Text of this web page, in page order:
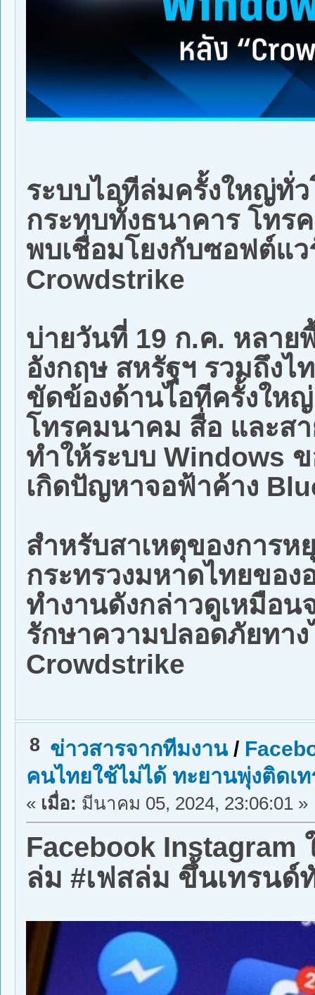
ระบบไอทีล่มครั้งใหญ่ทั่
กระทบทั้งธนาคาร โทร
พบเชื่อมโยงกับซอฟต์แ
Crowdstrike
บ่ายวันที่ 19 ก.ค. หลาย
อังกฤษ สหรัฐฯ รวมถึงไ
ขัดข้องด้านไอทีครั้งให
โทรคมนาคม สื่อ และส
ทำให้ระบบ Windows
เกิดปัญหาจอฟ้าค้าง
สำหรับสาเหตุของการ
กระทรวงมหาดไทยของ
ทำงานดังกล่าวดูเหมือ
รักษาความปลอดภัยทาง
Crowdstrike
8 ข่าวสารจากทีมงาน/
คนไทยใช้ไม่ได้ ทะยานพุ่งติดเ
« เมื่อ: มีนาคม 05, 2024, 23:06:01 »
Facebook Instagram
ล่ม #เฟสล่ม ขึ้นเทรนด์